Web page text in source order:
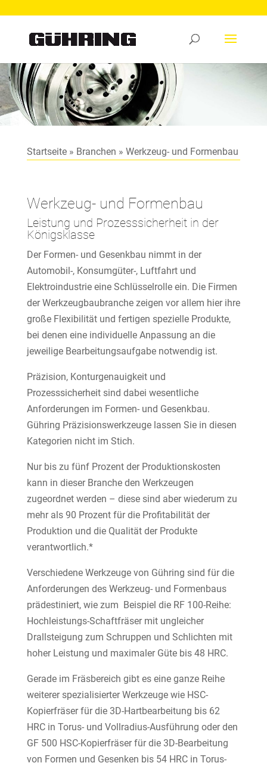
Startseite» Branchen » Werkzeug- und Formenbau
Werkzeug- und Formenbau
Leistung und Prozesssicherheit in der
Königsklasse
Der Formen- und Gesenkbau nimmt in der
Automobil-, Konsumgüter-, Luftfahrt und
Elektroindustrie eine Schlüsselrolle ein. Die Firmen
der Werkzeugbaubranche zeigen vor allem hier ihre
große Flexibilität und fertigen spezielle Produkte,
bei denen eine individuelle Anpassung an die
jeweilige Bearbeitungsaufgabe notwendig ist.
Präzision, Konturgenauigkeit und
Prozesssicherheit sind dabei wesentliche
Anforderungen im Formen- und Gesenkbau.
Gühring Präzisionswerkzeuge lassen Sie in diesen
Kategorien nicht im Stich.
Nur bis zu fünf Prozent der Produktionskosten
kann in dieser Branche den Werkzeugen
zugeordnet werden – diese sind aber wiederum zu
mehr als 90 Prozent für die Profitabilität der
Produktion und die Qualität der Produkte
verantwortlich.*
Verschiedene Werkzeuge von Gühring sind für die
Anforderungen des Werkzeug- und Formenbaus
prädestiniert, wie zum Beispiel die RF 100-Reihe:
Hochleistungs-Schaftfräser mit ungleicher
Drallsteigung zum Schruppen und Schlichten mit
hoher Leistung und maximaler Güte bis 48 HRC.
Gerade im Fräsbereich gibt es eine ganze Reihe
weiterer spezialisierter Werkzeuge wie HSC-
Kopierfräser für die 3D-Hartbearbeitung bis 62
HRC in Torus- und Vollradius-Ausführung oder den
GF 500 HSC-Kopierfräser für die 3D-Bearbeitung
von Formen und Gesenken bis 54 HRC in Torus-